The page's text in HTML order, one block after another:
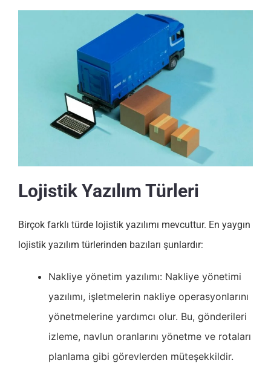
Lojistik Yazılım Türleri
Birçok farklı türde lojistik yazılımı mevcuttur. En yaygın
lojistik yazılım türlerinden bazıları şunlardır:
Nakliye yönetim yazılımı: Nakliye yönetimi
yazılımı, işletmelerin nakliye operasyonlarını
yönetmelerine yardımcı olur. Bu, gönderileri
izleme, navlun oranlarını yönetme ve rotaları
planlama gibi görevlerden müteşekkildir.